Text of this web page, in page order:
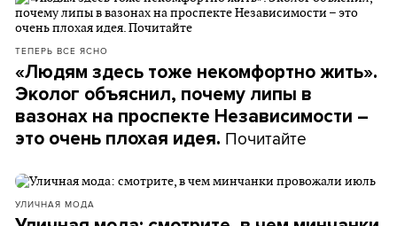
ТЕПЕРЬ ВСЕ ЯСНО
«Людям здесь тоже некомфортно жить».
Эколог объяснил, почему липы в
вазонах на проспекте Независимости –
это очень плохая идея. Почитайте
УЛИЧНАЯ МОДА